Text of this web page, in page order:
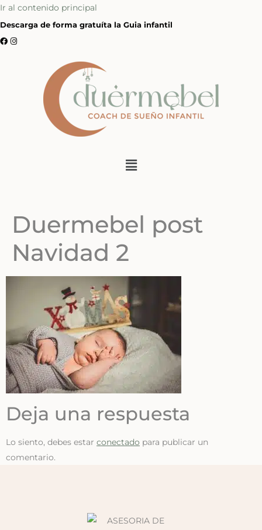
Ir al contenido principal
Descarga de forma gratuíta la Guia infantil
Duermebel post
Navidad 2
Deja una respuesta
Lo siento, debes estar conectado para publicar un
comentario.